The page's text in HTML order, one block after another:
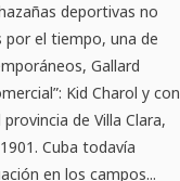
deportivas no
por el tiempo, una de
Gallard
Kid Charol y con
de Villa Clara,
Cuba todavía
en los campos...